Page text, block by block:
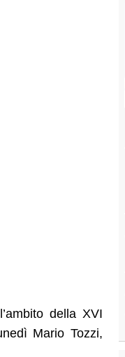
della XVI
Mario Tozzi,